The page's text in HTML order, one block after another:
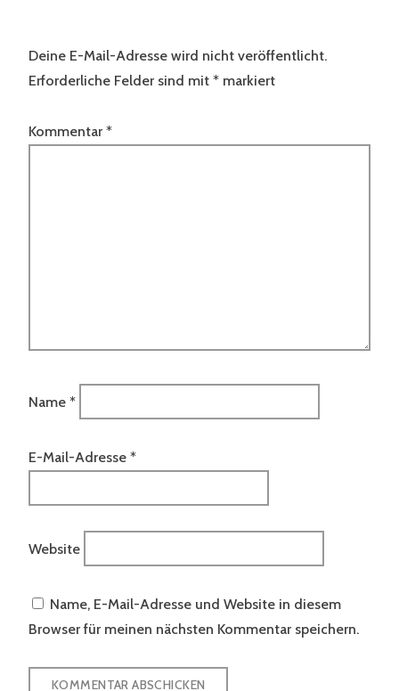
Deine E-Mail-Adresse wird nicht veröffentlicht.
Erforderliche Felder sind mit * markiert
Kommentar *
Name *
E-Mail-Adresse *
Website
Name, E-Mail-Adresse und Website in diesem
Browser für meinen nächsten Kommentar speichern.